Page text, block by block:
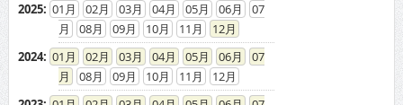
2025: 01 02 03 04 05 06
07
08
09 10 11
12
2024: 01 02 03 04 05 06
07
08
09 10 11
12